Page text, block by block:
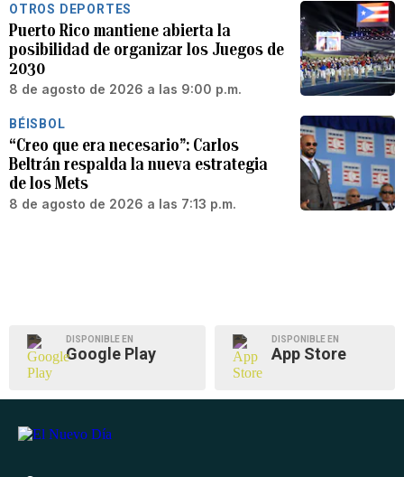
OTROS DEPORTES
Puerto Rico mantiene abierta la
posibilidad de organizar los Juegos de
2030
8 de agosto de 2026 a las 9:00 p.m.
BÉISBOL
“Creo que era necesario”: Carlos
Beltrán respalda la nueva estrategia
de los Mets
8 de agosto de 2026 a las 7:13 p.m.
DISPONIBLE EN
Google Play
DISPONIBLE EN
App Store